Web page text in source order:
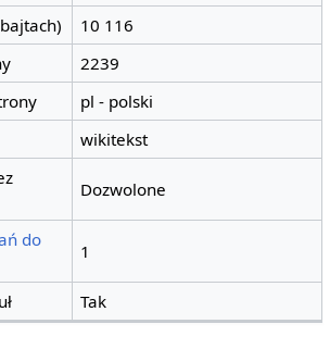
10 116
2239
pl - polski
wikitekst
Dozwolone
do
1
Tak